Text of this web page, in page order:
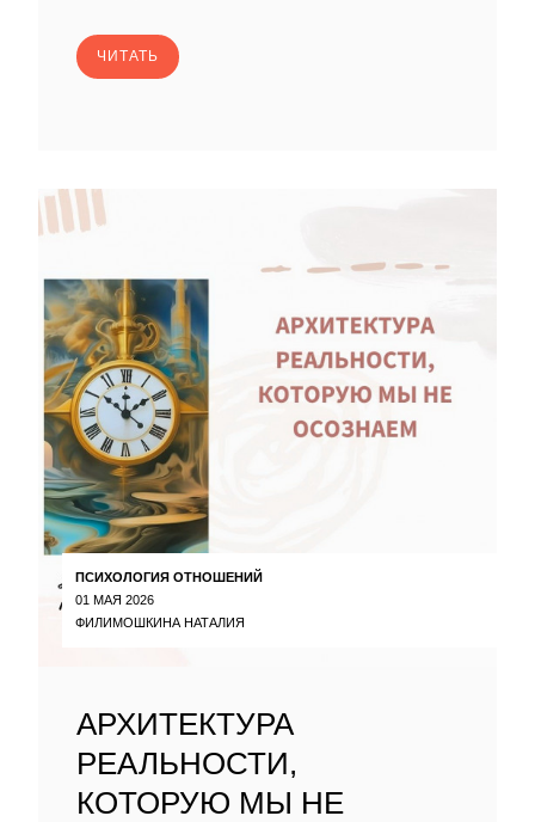
ЧИТАТЬ
ПСИХОЛОГИЯ ОТНОШЕНИЙ
01 МАЯ 2026
ФИЛИМОШКИНА НАТАЛИЯ
АРХИТЕКТУРА
РЕАЛЬНОСТИ,
КОТОРУЮ МЫ НЕ